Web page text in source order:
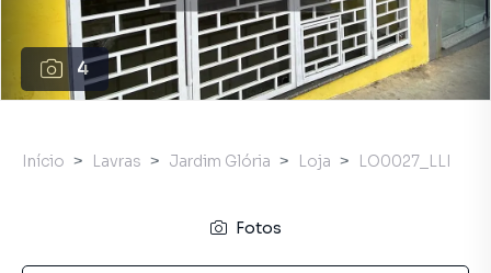
4
Início Lavras Jardim Glória Loja LO0027_LLI
Fotos